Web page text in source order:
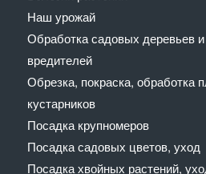
Наш урожай
Обработка садовых деревьев и
вредителей
Обрезка, покраска, обработка
кустарников
Посадка крупномеров
Посадка садовых цветов, уход
Посадка хвойных растений,